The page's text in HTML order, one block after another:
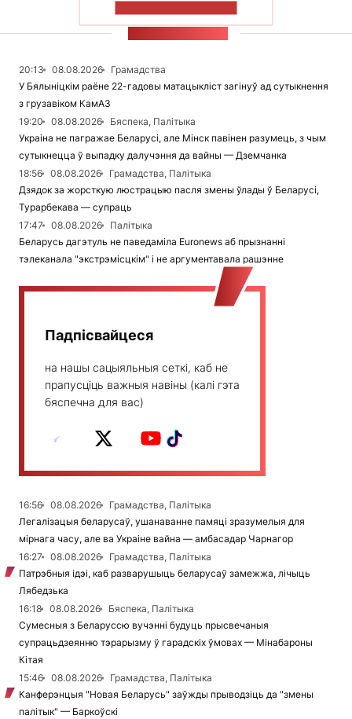
20:13 08.08.2026
Грамадства
У Бялыніцкім раёне 22-гадовы матацыкліст загінуў ад сутыкнення
з грузавіком КамАЗ
19:20
08.08.2026
Бяспека, Палітыка
Украіна не пагражае Беларусі, але Мінск павінен разумець, з чым
сутыкнецца ў выпадку далучэння да вайны — Дземчанка
18:56
08.08.2026
Грамадства, Палітыка
Дзядок за жорсткую люстрацыю пасля змены ўлады ў Беларусі,
Турарбекава — супраць
17:47
08.08.2026
Палітыка
Беларусь дагэтуль не паведаміла Euronews аб прызнанні
тэлеканала "экстрэмісцкім" і не аргументавала рашэнне
Падпісвайцеся
на нашы сацыяльныя сеткі, каб не
прапусціць важныя навіны (калі гэта
бяспечна для вас)
16:56 08.08.2026
Грамадства, Палітыка
Легалізацыя беларусаў, ушанаванне памяці зразумелыя для
мірнага часу, але ва Украіне вайна — амбасадар Чарнагор
16:27
08.08.2026
Грамадства, Палітыка
Патрэбныя ідэі, каб разварушыць беларусаў замежжа, лічыць
Лябедзька
16:18
08.08.2026
Бяспека, Палітыка
Сумесныя з Беларуссю вучэнні будуць прысвечаныя
супрацьдзеянню тэрарызму ў гарадскіх ўмовах — Мінабароны
Кітая
15:46
08.08.2026
Грамадства, Палітыка
Канферэнцыя "Новая Беларусь" заўжды прыводзіць да "змены
палітык" — Баркоўскі